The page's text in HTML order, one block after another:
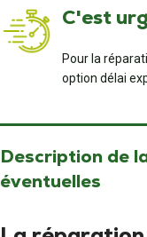
C'est
Pour la
option délai
Description de
éventuelles